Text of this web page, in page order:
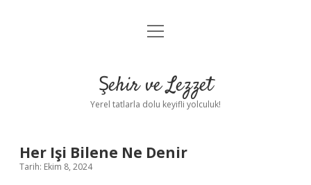
Anasayfa
Yasal Uyarı
menüyü
Şehir ve Lezzet
Yerel tatlarla dolu keyifli yolculuk!
Her Işi Bilene Ne Denir
Tarih: Ekim 8, 2024